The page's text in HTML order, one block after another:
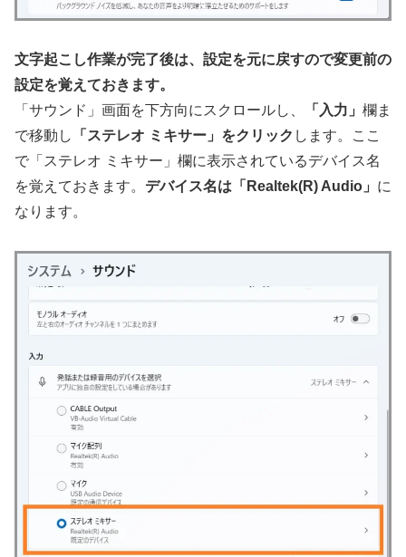
文字起こし作業が完了後は、設定を元に戻すので変更前の
設定を覚えておきます。
「サウンド」画面を下方向にスクロールし、
「入力」 欄ま
で移動し
「ステレオ ミキサー」をクリック します。ここ
で「ステレオ ミキサー」欄に表示されているデバイス名
を覚えておきます。 デバイス名は「Realtek(R) Audio」 に
なります。